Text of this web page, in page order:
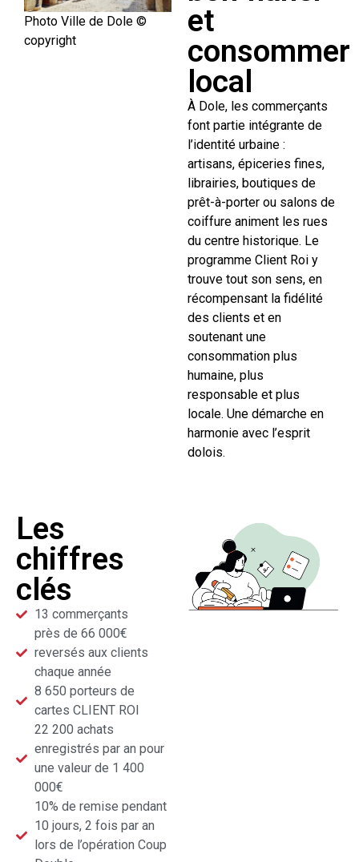
Photo Ville de Dole ©
copyright
et
consommer
local
À Dole, les commerçants
font partie intégrante de
l’identité urbaine :
artisans, épiceries fines,
librairies, boutiques de
prêt-à-porter ou salons de
coiffure animent les rues
du centre historique. Le
programme Client Roi y
trouve tout son sens, en
récompensant la fidélité
des clients et en
soutenant une
consommation plus
humaine, plus
responsable et plus
locale. Une démarche en
harmonie avec l’esprit
dolois.
Les
chiffres
clés
13 commerçants
près de 66 000€
reversés aux clients
chaque année
8 650 porteurs de
cartes CLIENT ROI
22 200 achats
enregistrés par an pour
une valeur de 1 400
000€
10% de remise pendant
10 jours, 2 fois par an
lors de l’opération Coup